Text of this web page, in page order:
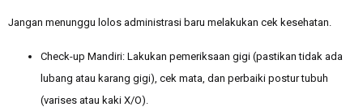
Jangan menunggu lolos administrasi baru melakukan cek kesehatan.
Check-up Mandiri: Lakukan pemeriksaan gigi (pastikan tidak ada
lubang atau karang gigi), cek mata, dan perbaiki postur tubuh
(varises atau kaki X/O).